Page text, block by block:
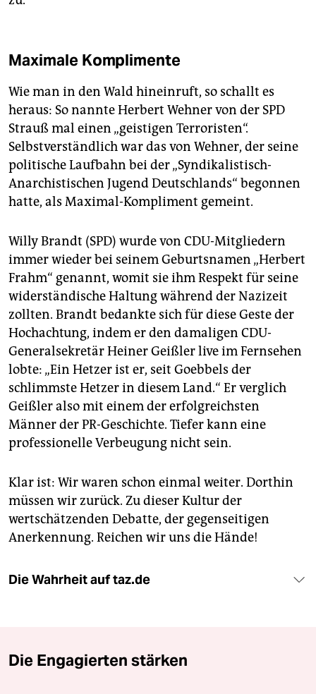
Maximale Komplimente
Wie man in den Wald hineinruft, so schallt es
heraus: So nannte Herbert Wehner von der SPD
Strauß mal einen „geistigen Terroristen“.
Selbstverständlich war das von Wehner, der seine
politische Laufbahn bei der „Syndikalistisch-
Anarchistischen Jugend Deutschlands“ begonnen
hatte, als Maximal-Kompliment gemeint.
Willy Brandt (SPD) wurde von CDU-Mitgliedern
immer wieder bei seinem Geburtsnamen „Herbert
Frahm“ genannt, womit sie ihm Respekt für seine
widerständische Haltung während der Nazizeit
zollten. Brandt bedankte sich für diese Geste der
Hochachtung, indem er den damaligen CDU-
Generalsekretär Heiner Geißler live im Fernsehen
lobte: „Ein Hetzer ist er, seit Goebbels der
schlimmste Hetzer in diesem Land.“ Er verglich
Geißler also mit einem der erfolgreichsten
Männer der PR-Geschichte. Tiefer kann eine
professionelle Verbeugung nicht sein.
Klar ist: Wir waren schon einmal weiter. Dorthin
müssen wir zurück. Zu dieser Kultur der
wertschätzenden Debatte, der gegenseitigen
Anerkennung. Reichen wir uns die Hände!
Die Wahrheit auf taz.de
Die Engagierten stärken